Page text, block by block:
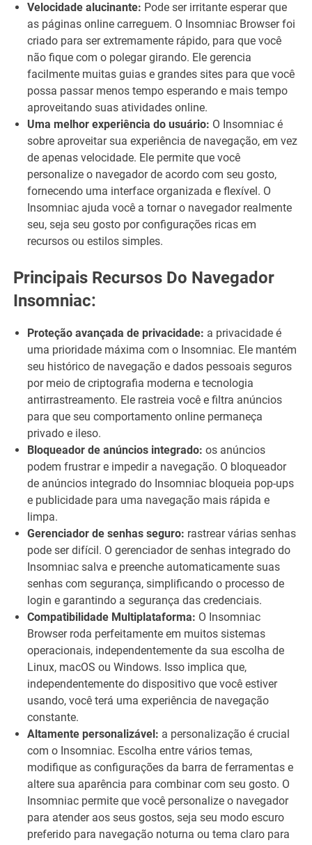
Velocidade alucinante: Pode ser irritante esperar que
as páginas online carreguem. O Insomniac Browser foi
criado para ser extremamente rápido, para que você
não fique com o polegar girando. Ele gerencia
facilmente muitas guias e grandes sites para que você
possa passar menos tempo esperando e mais tempo
aproveitando suas atividades online.
Uma melhor experiência do usuário: O Insomniac é
sobre aproveitar sua experiência de navegação, em vez
de apenas velocidade. Ele permite que você
personalize o navegador de acordo com seu gosto,
fornecendo uma interface organizada e flexível. O
Insomniac ajuda você a tornar o navegador realmente
seu, seja seu gosto por configurações ricas em
recursos ou estilos simples.
Principais Recursos Do Navegador
Insomniac:
Proteção avançada de privacidade: a privacidade é
uma prioridade máxima com o Insomniac. Ele mantém
seu histórico de navegação e dados pessoais seguros
por meio de criptografia moderna e tecnologia
antirrastreamento. Ele rastreia você e filtra anúncios
para que seu comportamento online permaneça
privado e ileso.
Bloqueador de anúncios integrado: os anúncios
podem frustrar e impedir a navegação. O bloqueador
de anúncios integrado do Insomniac bloqueia pop-ups
e publicidade para uma navegação mais rápida e
limpa.
Gerenciador de senhas seguro: rastrear várias senhas
pode ser difícil. O gerenciador de senhas integrado do
Insomniac salva e preenche automaticamente suas
senhas com segurança, simplificando o processo de
login e garantindo a segurança das credenciais.
Compatibilidade Multiplataforma: O Insomniac
Browser roda perfeitamente em muitos sistemas
operacionais, independentemente da sua escolha de
Linux, macOS ou Windows. Isso implica que,
independentemente do dispositivo que você estiver
usando, você terá uma experiência de navegação
constante.
Altamente personalizável: a personalização é crucial
com o Insomniac. Escolha entre vários temas,
modifique as configurações da barra de ferramentas e
altere sua aparência para combinar com seu gosto. O
Insomniac permite que você personalize o navegador
para atender aos seus gostos, seja seu modo escuro
preferido para navegação noturna ou tema claro para